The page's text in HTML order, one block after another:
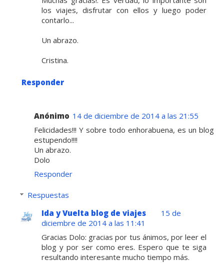
los viajes, disfrutar con ellos y luego poder
contarlo...
Un abrazo.
Cristina.
Responder
Anónimo 14 de diciembre de 2014 a las 21:55
Felicidades!!! Y sobre todo enhorabuena, es un blog
estupendo!!!!
Un abrazo.
Dolo
Responder
Respuestas
Ida y Vuelta blog de viajes
15 de
diciembre de 2014 a las 11:41
Gracias Dolo: gracias por tus ánimos, por leer el
blog y por ser como eres. Espero que te siga
resultando interesante mucho tiempo más.